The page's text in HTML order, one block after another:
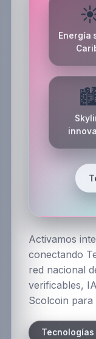
Energía
Activamos
conectando
red nacional
verificables,
Scolcoin para